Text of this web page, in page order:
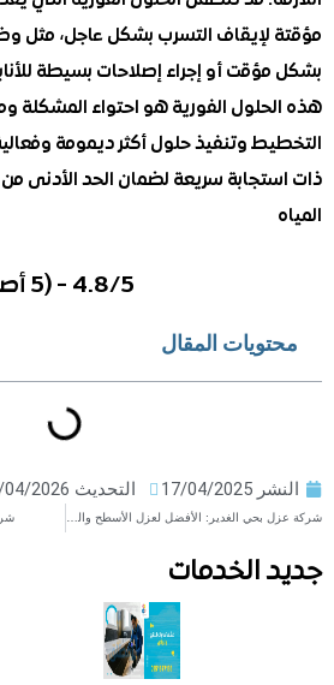
التسرب بشكل عاجل، مثل وضع مواد
أو إجراء إصلاحات بسيطة للأنابيب
الفورية هو احتواء المشكلة ومنع
وتنفيذ حلول أكثر ديمومة وفعالية. من
سريعة لضمان الحد الأدنى من
المقال
17/04/2025 التحديث 13/04/2026
شركة عزل بحي الغدير: الأفضل لعزل الأسطح والخزانات شركة كشف
الخدمات